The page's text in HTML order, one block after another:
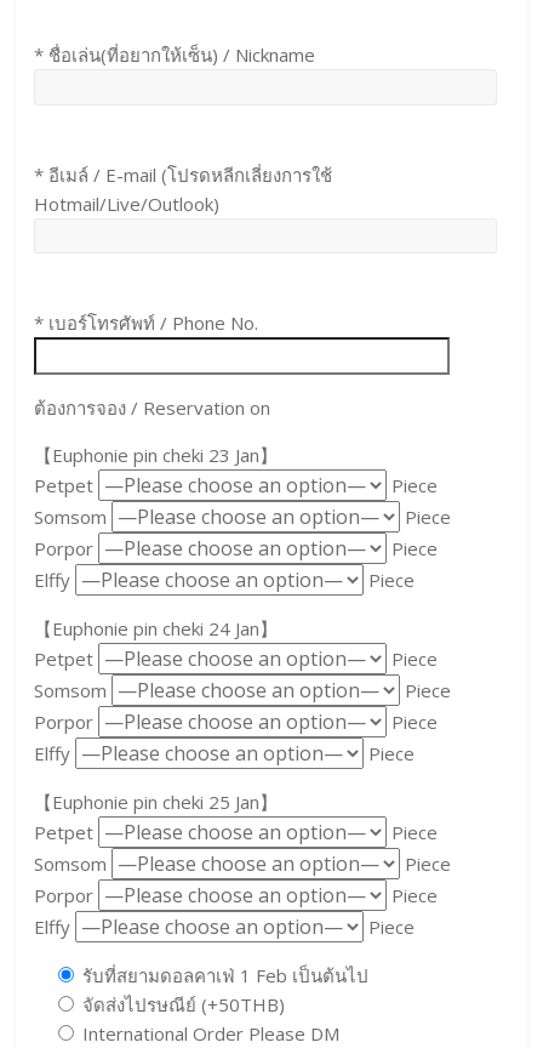
* ชื่อเล่น(ที่อยากให้เซ็น) / Nickname
* อีเมล์ / E-mail (โปรดหลีกเลี่ยงการใช้
Hotmail/Live/Outlook)
* เบอร์โทรศัพท์ / Phone No.
ต้องการจอง / Reservation on
【Euphonie pin cheki 23 Jan】
Petpet
Piece
Somsom
Piece
Porpor
Piece
Elffy
Piece
【Euphonie pin cheki 24 Jan】
Petpet
Piece
Somsom
Piece
Porpor
Piece
Elffy
Piece
【Euphonie pin cheki 25 Jan】
Petpet
Piece
Somsom
Piece
Porpor
Piece
Elffy
Piece
รับที่สยามดอลคาเฟ่ 1 Feb เป็นต้นไป
จัดส่งไปรษณีย์ (+50THB)
International Order Please DM